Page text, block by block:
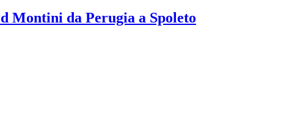
Montini da Perugia a Spoleto